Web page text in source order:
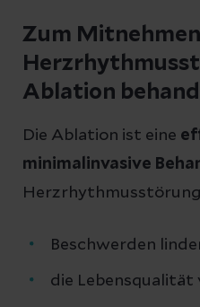
Zum
Ablation
Die Ablation ist eine
minimalinvasive
Beschwerden
die Lebensqualität